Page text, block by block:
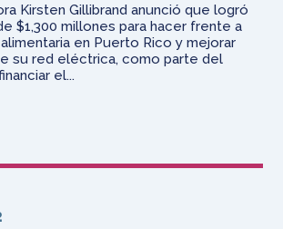
Kirsten Gillibrand anunció que logró
$1,300 millones para hacer frente a
en Puerto Rico y mejorar
su red eléctrica, como parte del
el...